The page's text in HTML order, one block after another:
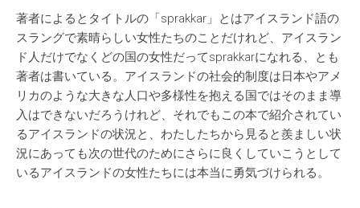
著者によるとタイトルの「sprakkar」とはアイスランド語の
スラングで素晴らしい女性たちのことだけれど、アイスラン
ド人だけでなくどの国の女性だってsprakkarになれる、とも
著者は書いている。アイスランドの社会的制度は日本やアメ
リカのような大きな人口や多様性を抱える国ではそのまま導
入はできないだろうけれど、それでもこの本で紹介されてい
るアイスランドの状況と、わたしたちから見ると羨ましい状
況にあっても次の世代のためにさらに良くしていこうとして
いるアイスランドの女性たちには本当に勇気づけられる。